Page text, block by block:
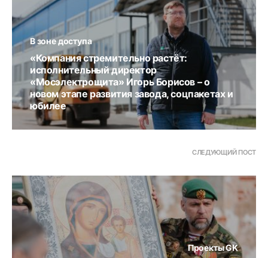
В зоне доступа
«Компания стремительно растёт:
исполнительный директор
«Мосэлектрощита» Игорь Борисов – о
новом этапе развития завода, соцпакетах и
юбилее
СЛЕДУЮЩИЙ ПОСТ
Проекты GK